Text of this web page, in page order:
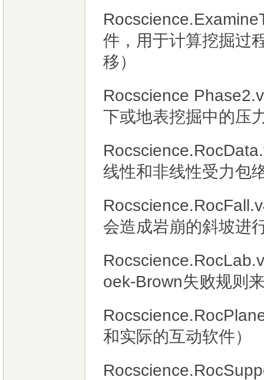
件，用于计算挖掘过
移）
Rocscience
下或地表挖掘中的压
线性和非线性受力包
会造成岩崩的斜坡进
oek-Brown失败规则
和实际的互动软件）